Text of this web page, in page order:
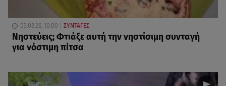
03.08.26, 10:00 ΣΥΝΤΑΓΕΣ
Νηστεύεις; Φτιάξε αυτή την νηστίσιμη συνταγή
για νόστιμη πίτσα